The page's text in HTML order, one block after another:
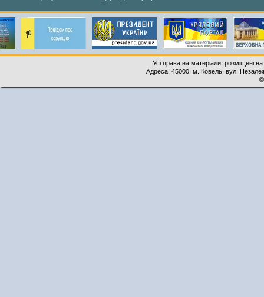
Усі права на матеріали, розміщені
Адреса: 45000, м. Ковель, вул.